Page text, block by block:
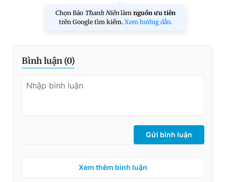
Chọn Báo Thanh Niên làm nguồn ưu tiên
trên Google tìm kiếm. Xem hướng dẫn.
Bình luận (0)
Gửi bình luận
Xem thêm bình luận